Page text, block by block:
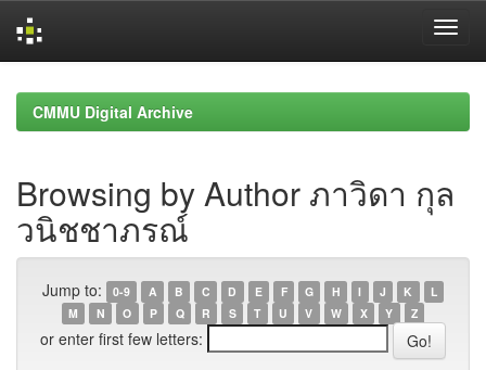
navigationCMMU Digital Archive
Browsing by Author ภาวิดา กุล
วนิชชาภรณ์
Jump to: 0-9 A B C D E F G H I J K
L
M
N O P Q R S T U V W X Y Z
or enter first few letters: